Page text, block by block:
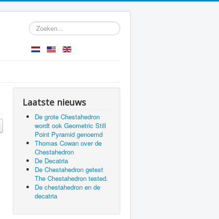
Zoeken...
Laatste nieuws
De grote Chestahedron
wordt ook Geometric Still
Point Pyramid genoemd
Thomas Cowan over de
Chestahedron
De Decatria
De Chestahedron getest
The Chestahedron tested.
De chestahedron en de
decatria